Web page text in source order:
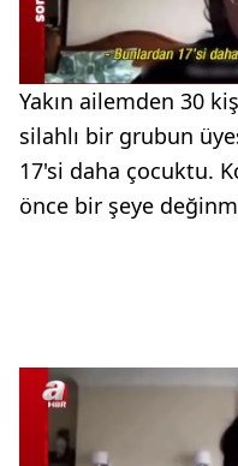
Yakın ailemden 30
silahlı bir grubun
17'si daha çocuktu.
önce bir şeye